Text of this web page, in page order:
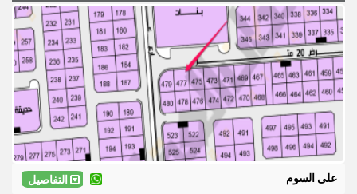
السوم
التفاصيل على السوم